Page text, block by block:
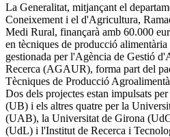
La Generalitat, mitjançant el
Coneixement i el d'Agricultura,
Medi Rural, finançarà amb 60.000
en tècniques de producció
gestionada per l'Agència de Gestió
Recerca (AGAUR), forma part del
Tècniques de Producció
Dos dels projectes estan impulsats
(UB) i els altres quatre per la
(UAB), la Universitat de Girona
(UdL) i l'Institut de Recerca i